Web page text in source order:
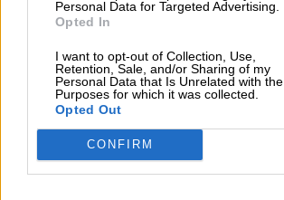
Personal Data for Targeted Advertising.
Opted In
I want to opt-out of Collection, Use,
Retention, Sale, and/or Sharing of my
Personal Data that Is Unrelated with the
Purposes for which it was collected.
Opted Out
CONFIRM
για διατάραξη κοινής ησυχίας
09/08/2026 , 10:41